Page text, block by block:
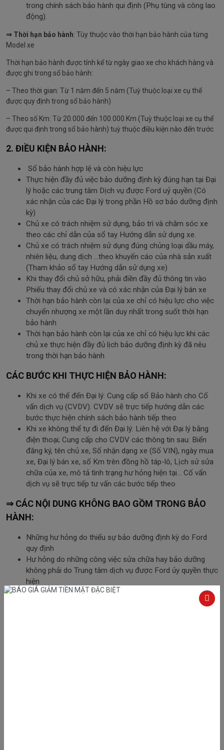
trong chính sách bảo hành qui định (Phụ tùng và công lao
động).
⇒ Thời hạn bảo hành: Tùy thuộc vào thời hạn bảo hành của từng
Model xe
Thời hạn bảo hành được tính kể từ ngày giao xe cho khách hàng và
được ghi trong sổ bảo hành:
– Theo thời gian: Từ 1 năm đến 5 năm (Tuỳ thuộc loại xe cụ thể
được quy định trong sổ bảo hành)
– Theo số Km: Từ 20.000 đến 100.000 Km (Tuỳ thuộc loại xe cụ thể
được qui định trong sổ bảo hành) tuỳ thuộc điều kiện nào đến trước
2. ĐIỀU KIỆN BẢO HÀNH:
Sổ bảo hành hợp lệ và còn hiệu lực
Thực hiện đầy đủ việc bảo dưỡng định kỳ đúng hạn tại Đại
lý hoặc các trung tâm Dịch vụ được Ford uỷ quyền (Có
xác nhận của các Đại lý trong phần Hồ sơ bảo dưỡng định
kỳ)
Chủ xe có trách nhiệm sử dụng, bảo trì và chăm sóc xe
theo các chỉ dẫn của sổ tay Hướng dẫn sử dụng xe.
Chủ xe có trách nhiệm sử dụng đúng chủng loại dầu máy,
nhiên liệu, dung dịch …theo khuyến cáo của nhà sản xuất
(Tham khảo sổ tay Hướng dẫn sử dụng xe)
Khi thay đổi chủ sở hữu, phải điền đầy đủ thông tin vào
Phiếu thay đổi chủ xe và có xác nhận của Đại lý bán xe
Thời hạn bảo hành còn lại của xe chỉ có hiệu lực cho việc
chuyển nhượng xe một lần duy nhất trong suốt thời hạn
bảo hành
Thời hạn bảo hành còn lại của xe chỉ có hiệu lực khi các
chủ xe thực hiện đầy đủ lịch bảo dưỡng định kỳ đã nêu
trong thời hạn bảo hành
CÁC BƯỚC KHI THỰC HIỆN BẢO HÀNH:
Khi xe có thể đến Đại lý: Cung cấp sổ Bảo hành cho Cố
vấn dịch vụ (CVDV). CVDV sẽ trực tiếp hướng dẫn các
bước thực hiện chính sách bảo hành tiếp theo
Khi xe không thể tự đi đến Đại lý: Liên hệ với Đại lý bằng
điện thoại; Cung cấp cho CVDV các thông tin sau: Biển
đăng ký, tên chủ xe, Số nhận dạng xe (Số VIN), ngày mua
xe, Đại lý bán xe, số Km trên đồng hồ táp-lô, Lịch sử sửa
chữa của xe, mô tả tình trạng hư hỏng hiện tại… Cố vấn
dịch vụ sẽ trực tiếp tư vấn các bước tiếp theo
⇒ CÁC NỘI DUNG KHÔNG BAO GỒM TRONG BẢO
HÀNH:
Những hư hỏng do thiếu sự bảo dưỡng định kỳ do Ford
quy định
Hư hỏng do những công việc sửa chữa hay bảo dưỡng
không phải do Trung tâm dịch vụ được Ford ủy quyền thực
hiện
Những xe mà đồng hồ Công-tơ- mét bị hỏng, thay đổi,
mất dấu niêm phong, số Km hiển thị không chính xác…